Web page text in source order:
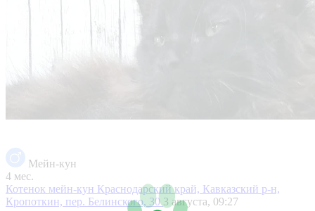
Мейн-кун
4 мес.
Котенок мейн-кун Краснодарский край, Кавказский р-н,
Кропоткин, пер. Белинского, 30 3 августа, 09:27